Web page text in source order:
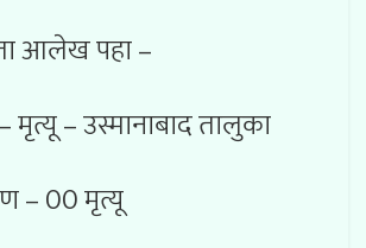
आलेख पहा –
– उस्मानाबाद तालुका
– 00 मृत्यू